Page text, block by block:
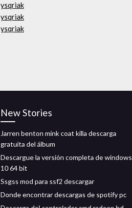
ysqriak
ysqriak
ysqriak
New Stories
Jarren benton mink coat killa descarga
gratuita del álbum
Descargue la versión completa de windows
10 64 bit
Ssgss mod para ssf2 descargar
Donde encontrar descargas de spotify pc